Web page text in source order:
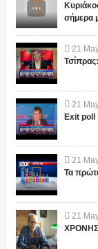
σήμερα
21
21
Exit poll
21
Τα
21
ΧΡΟΝΗΣ